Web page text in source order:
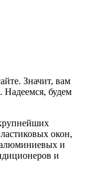
Значит, вам
Надеемся, будем
окон,
алюминиевых и
и